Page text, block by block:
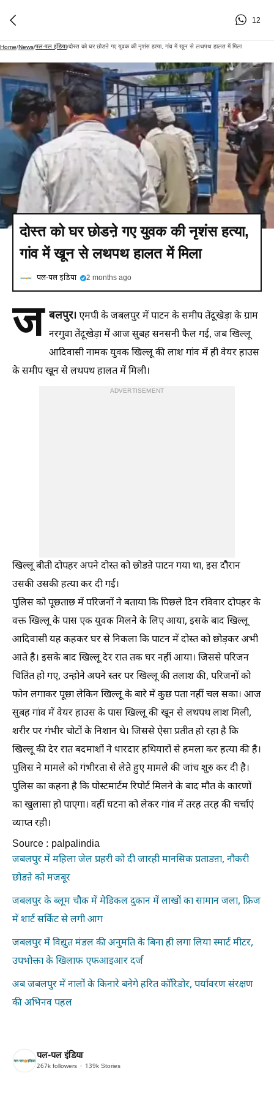
12
Home/News/पल-पल इंडिया/दोस्त को घर छोडऩे गए युवक की नृशंस हत्या, गांव में खून से लथपथ हालत में मिला
दोस्त को घर छोडऩे गए युवक की नृशंस हत्या,
गांव में खून से लथपथ हालत में मिला
पल-पल इंडिया 2 months ago
ज बलपुर। एमपी के जबलपुर में पाटन के समीप तेंदूखेड़ा के ग्राम
नरगुवा तेंदूखेड़ा में आज सुबह सनसनी फैल गई, जब खिल्लू
आदिवासी नामक युवक खिल्लू की लाश गांव में ही वेयर हाउस
के समीप खून से लथपथ हालत में मिली।
ADVERTISEMENT
खिल्लू बीती दोपहर अपने दोस्त को छोडऩे पाटन गया था, इस दौरान
उसकी उसकी हत्या कर दी गई।
पुलिस को पूछताछ में परिजनों ने बताया कि पिछले दिन रविवार दोपहर के
वक्त खिल्लू के पास एक युवक मिलने के लिए आया, इसके बाद खिल्लू
आदिवासी यह कहकर घर से निकला कि पाटन में दोस्त को छोड़कर अभी
आते है। इसके बाद खिल्लू देर रात तक घर नहीं आया। जिससे परिजन
चितिंत हो गए, उन्होने अपने स्तर पर खिल्लू की तलाश की, परिजनों को
फोन लगाकर पूछा लेकिन खिल्लू के बारे में कुछ पता नहीं चल सका। आज
सुबह गांव में वेयर हाउस के पास खिल्लू की खून से लथपथ लाश मिली,
शरीर पर गंभीर चोटों के निशान थे। जिससे ऐसा प्रतीत हो रहा है कि
खिल्लू की देर रात बदमाशों ने धारदार हथियारों से हमला कर हत्या की है।
पुलिस ने मामले को गंभीरता से लेते हुए मामले की जांच शुरु कर दी है।
पुलिस का कहना है कि पोस्टमार्टम रिपोर्ट मिलने के बाद मौत के कारणों
का खुलासा हो पाएगा। वहीं घटना को लेकर गांव में तरह तरह की चर्चाएं
व्याप्त रही।
Source : palpalindia
जबलपुर में महिला जेल प्रहरी को दी जारही मानसिक प्रताडऩा, नौकरी
छोडऩे को मजबूर
जबलपुर के ब्लूम चौक में मेडिकल दुकान में लाखों का सामान जला, फ्रिज
में शार्ट सर्किट से लगी आग
जबलपुर में विद्युत मंडल की अनुमति के बिना ही लगा लिया स्मार्ट मीटर,
उपभोक्ता के खिलाफ एफआइआर दर्ज
अब जबलपुर में नालों के किनारे बनेगे हरित कॉरिडोर, पर्यावरण संरक्षण
की अभिनव पहल
पल-पल इंडिया
267k followers 139k Stories